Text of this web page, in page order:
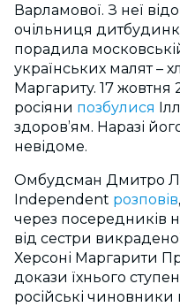
Варламової. З неї
очільниця
порадила
українських малят –
Маргариту. 17 жовтня
росіяни позбулися
здоров’ям. Наразі
невідоме.
Омбудсман Дмитро
Independent розповів
через посередників
від сестри
Херсоні Маргарити
докази їхнього
російські чиновники